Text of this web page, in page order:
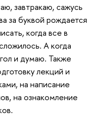
завтракаю, сажусь
за буквой рождается
когда все в
А когда
и думаю. Также
лекций и
на написание
на ознакомление